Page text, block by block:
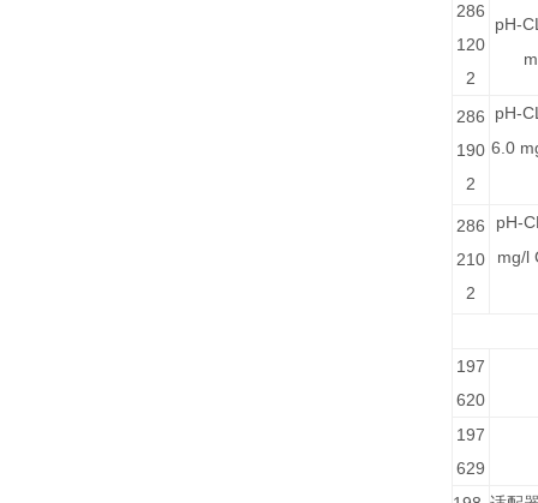
286
120
2
pH-
286
190
2
pH-
6.0
286
210
2
pH-
mg/l
197
620
197
629